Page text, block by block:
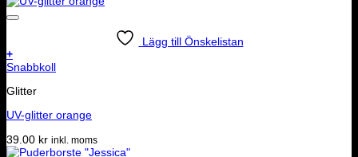
Lägg till Önskelistan
+
Snabbkoll
Glitter
UV-glitter orange
39.00 kr inkl. moms